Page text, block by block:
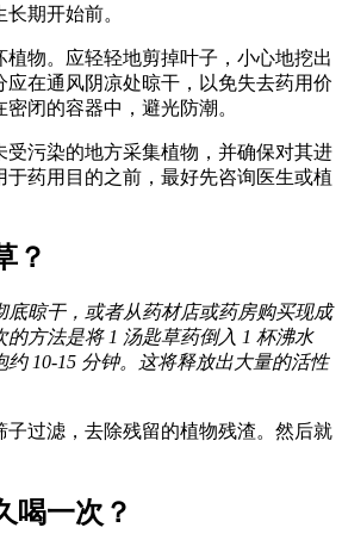
期开始前。
物。应轻轻地剪掉叶子，小心地挖出
应在通风阴凉处晾干，以免失去药用价
闭的容器中，避光防潮。
受污染的地方采集植物，并确保对其进
于药用目的之前，最好先咨询医生或植
？
底晾干，或者从药材店或药房购买现成
方法是将 1 汤匙草药倒入 1 杯沸水
10-15 分钟。这将释放出大量的活性
子过滤，去除残留的植物残渣。然后就
喝一次？